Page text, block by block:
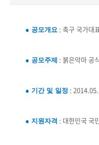
● 공모개요 : 축구 국가대
● 공모주제 : 붉은악마 공
● 기간 및 일정 :
● 지원자격 : 대한민국 국